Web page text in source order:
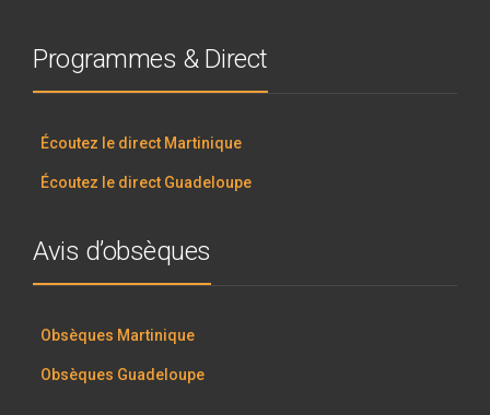
Programmes & Direct
Écoutez le direct Martinique
Écoutez le direct Guadeloupe
Avis d’obsèques
Obsèques Martinique
Obsèques Guadeloupe